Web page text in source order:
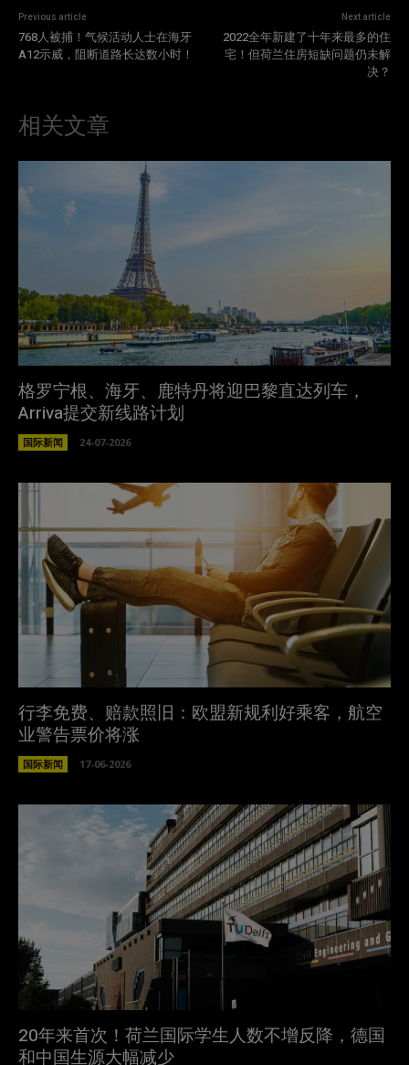
Previous article
768人被捕！气候活动人士在海牙
A12示威，阻断道路长达数小时！
Next article
2022全年新建了十年来最多的住
宅！但荷兰住房短缺问题仍未解
决？
相关文章
格罗宁根、海牙、鹿特丹将迎巴黎直达列车，
Arriva提交新线路计划
国际新闻 24-07-2026
行李免费、赔款照旧：欧盟新规利好乘客，航空
业警告票价将涨
国际新闻 17-06-2026
20年来首次！荷兰国际学生人数不增反降，德国
和中国生源大幅减少